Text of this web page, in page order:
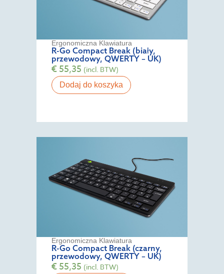
Ergonomiczna Klawiatura
R-Go Compact Break (biały,
przewodowy, QWERTY – UK)
€55,35 (incl. BTW)
Dodaj do koszyka
Ergonomiczna Klawiatura
R-Go Compact Break (czarny,
przewodowy, QWERTY – UK)
€55,35 (incl. BTW)